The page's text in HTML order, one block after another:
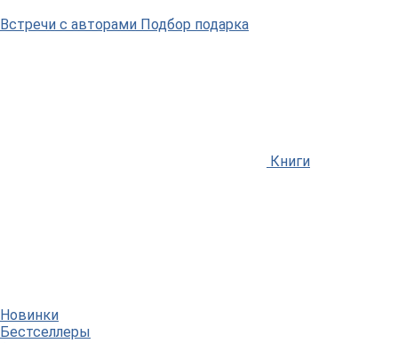
Встречи с авторами Подбор подарка
Книги
Новинки
Бестселлеры